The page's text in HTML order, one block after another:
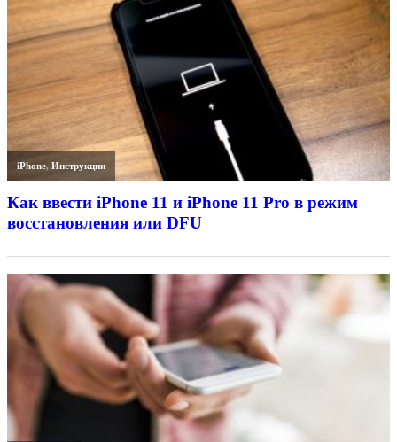
iPhone,Инструкции
Как ввести iPhone 11 и iPhone 11 Pro в режим
восстановления или DFU